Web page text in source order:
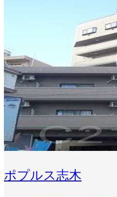
ポプルス志木